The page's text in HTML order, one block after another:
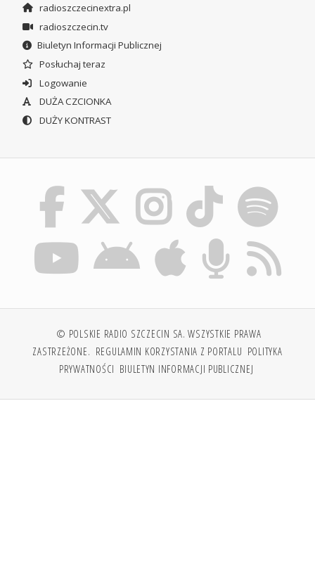
radioszczecinextra.pl
radioszczecin.tv
Biuletyn Informacji Publicznej
Posłuchaj teraz
Logowanie
DUŻA CZCIONKA
DUŻY KONTRAST
© POLSKIE RADIO SZCZECIN SA. WSZYSTKIE PRAWA
ZASTRZEŻONE. REGULAMIN KORZYSTANIA Z PORTALU POLITYKA
PRYWATNOŚCI BIULETYN INFORMACJI PUBLICZNEJ